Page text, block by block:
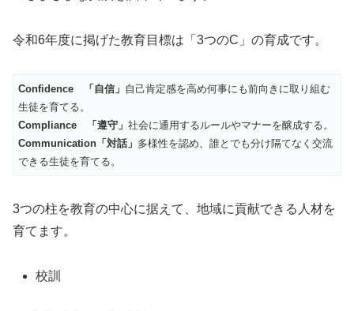
令和6年度に掲げた教育目標は「3つのC」の育成です。
Confidence 「自信」 自己肯定感を高め何事にも前向きに取り組む
生徒を育てる。
Compliance 「遵守」 社会に通用するルールやマナーを醸成する。
Communication「対話」 多様性を認め、誰とでも分け隔てなく交流
できる生徒を育てる。
3つの柱を教育の中心に据えて、地域に貢献できる人材を
育てます。
校訓